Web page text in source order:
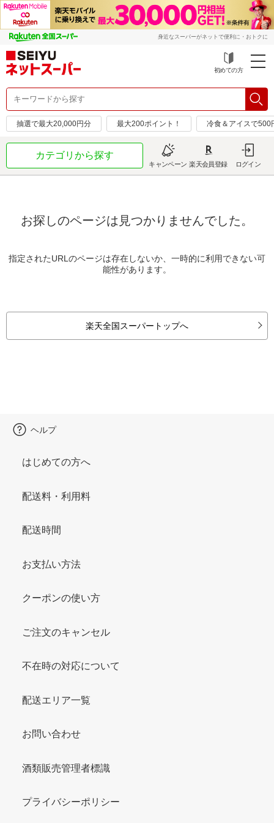
身近なスーパーがネットで便利に・おトクに
初めての方
抽選で最大20,000円分 最大200ポイント！ 冷食＆アイスで500
カテゴリから探す
キャンペーン 楽天会員登録 ログイン
お探しのページは見つかりませんでした。
指定されたURLのページは存在しないか、一時的に利用できない可
能性があります。
楽天全国スーパートップへ
ヘルプ
はじめての方へ
配送料・利用料
配送時間
お支払い方法
クーポンの使い方
ご注文のキャンセル
不在時の対応について
配送エリア一覧
お問い合わせ
酒類販売管理者標識
プライバシーポリシー